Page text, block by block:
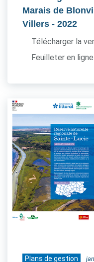
Marais de
Villers - 2022
Télécharger la
Feuilleter en ligne
Plans de gestion